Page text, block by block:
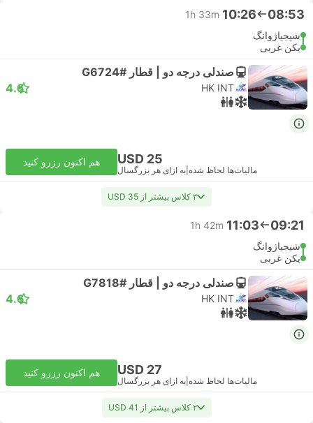
08:53
10:26
1h 33m
شیجیاژوانگ
پکن غربی
صندلی درجه دو | قطار #G6724
HK INT
4.6
USD 25
مالیات‌ها لحاظ شده به ازای هر بزرگسال
هم اکنون رزرو کنید
۲ کلاس بیشتر از USD 35
09:21
11:03
1h 42m
شیجیاژوانگ
پکن غربی
صندلی درجه دو | قطار #G7818
HK INT
4.6
USD 27
مالیات‌ها لحاظ شده به ازای هر بزرگسال
هم اکنون رزرو کنید
۲ کلاس بیشتر از USD 41